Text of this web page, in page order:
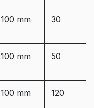
100 mm 30
100 mm 50
100 mm 120